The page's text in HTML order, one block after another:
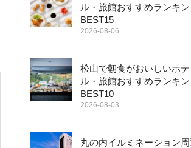
ル・旅館おすすめランキ
BEST15
2026-08-06
松山で朝食がおいしいホテ
ル・旅館おすすめランキ
BEST10
2026-08-03
丸の内イルミネーション周